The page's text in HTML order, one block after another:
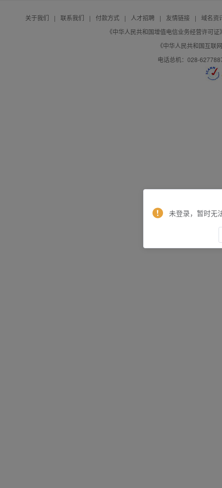
关于我们 | 联系我们 | 付款方式 | 人才招聘 | 友情链接 |
域名资
《中华人民共和国增值电信业务经营许可
《中华人民共和国互联
电话总机：028-
未登录，暂时无